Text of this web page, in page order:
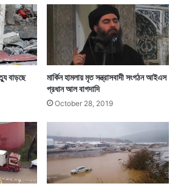
বাড়ছে
মার্কিন হামলায় মৃত সন্ত্রাসবাদী সংগঠন আইএস
প্রধান আল বাগদাদি
October 28, 2019